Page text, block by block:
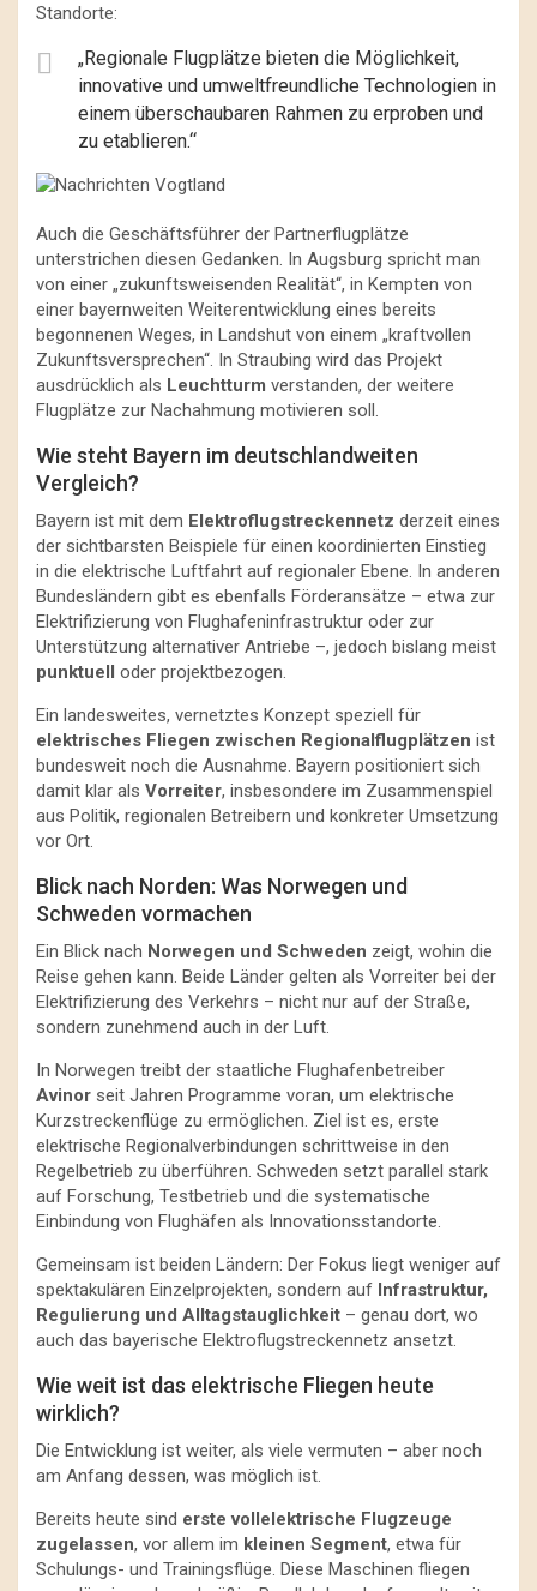
Standorte:
„Regionale Flugplätze bieten die Möglichkeit,
innovative und umweltfreundliche Technologien in
einem überschaubaren Rahmen zu erproben und
zu etablieren.“
Auch die Geschäftsführer der Partnerflugplätze
unterstrichen diesen Gedanken. In Augsburg spricht man
von einer „zukunftsweisenden Realität“, in Kempten von
einer bayernweiten Weiterentwicklung eines bereits
begonnenen Weges, in Landshut von einem „kraftvollen
Zukunftsversprechen“. In Straubing wird das Projekt
ausdrücklich als Leuchtturm verstanden, der weitere
Flugplätze zur Nachahmung motivieren soll.
Wie steht Bayern im deutschlandweiten
Vergleich?
Bayern ist mit dem Elektroflugstreckennetz derzeit eines
der sichtbarsten Beispiele für einen koordinierten Einstieg
in die elektrische Luftfahrt auf regionaler Ebene. In anderen
Bundesländern gibt es ebenfalls Förderansätze – etwa zur
Elektrifizierung von Flughafeninfrastruktur oder zur
Unterstützung alternativer Antriebe –, jedoch bislang meist
punktuell oder projektbezogen.
Ein landesweites, vernetztes Konzept speziell für
elektrisches Fliegen zwischen Regionalflugplätzen ist
bundesweit noch die Ausnahme. Bayern positioniert sich
damit klar als Vorreiter, insbesondere im Zusammenspiel
aus Politik, regionalen Betreibern und konkreter Umsetzung
vor Ort.
Blick nach Norden: Was Norwegen und
Schweden vormachen
Ein Blick nach Norwegen und Schweden zeigt, wohin die
Reise gehen kann. Beide Länder gelten als Vorreiter bei der
Elektrifizierung des Verkehrs – nicht nur auf der Straße,
sondern zunehmend auch in der Luft.
In Norwegen treibt der staatliche Flughafenbetreiber
Avinor seit Jahren Programme voran, um elektrische
Kurzstreckenflüge zu ermöglichen. Ziel ist es, erste
elektrische Regionalverbindungen schrittweise in den
Regelbetrieb zu überführen. Schweden setzt parallel stark
auf Forschung, Testbetrieb und die systematische
Einbindung von Flughäfen als Innovationsstandorte.
Gemeinsam ist beiden Ländern: Der Fokus liegt weniger auf
spektakulären Einzelprojekten, sondern auf Infrastruktur,
Regulierung und Alltagstauglichkeit – genau dort, wo
auch das bayerische Elektroflugstreckennetz ansetzt.
Wie weit ist das elektrische Fliegen heute
wirklich?
Die Entwicklung ist weiter, als viele vermuten – aber noch
am Anfang dessen, was möglich ist.
Bereits heute sind erste vollelektrische Flugzeuge
zugelassen, vor allem im kleinen Segment, etwa für
Schulungs- und Trainingsflüge. Diese Maschinen fliegen